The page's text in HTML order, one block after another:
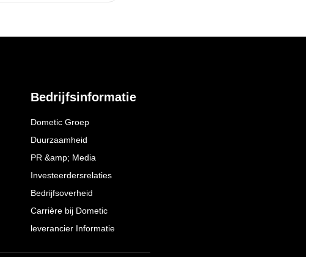
Bedrijfsinformatie
Dometic Groep
Duurzaamheid
PR &amp; Media
Investeerdersrelaties
Bedrijfsoverheid
Carrière bij Dometic
leverancier Informatie